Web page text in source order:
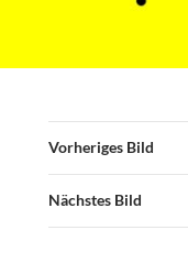
Vorheriges Bild
Nächstes Bild